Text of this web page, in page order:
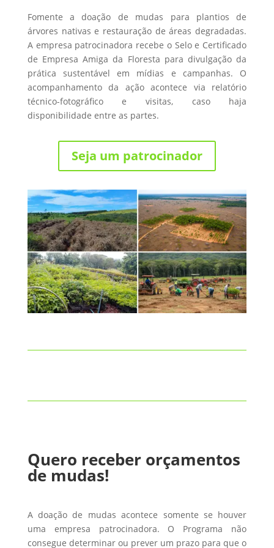
Fomente a doação de mudas para plantios de
árvores nativas e restauração de áreas degradadas.
A empresa patrocinadora recebe o Selo e Certificado
de Empresa Amiga da Floresta para divulgação da
prática sustentável em mídias e campanhas. O
acompanhamento da ação acontece via relatório
técnico-fotográfico e visitas, caso haja
disponibilidade entre as partes.
Seja um patrocinador
Quero receber orçamentos
de mudas!
A doação de mudas acontece somente se houver
uma empresa patrocinadora. O Programa não
consegue determinar ou prever um prazo para que o